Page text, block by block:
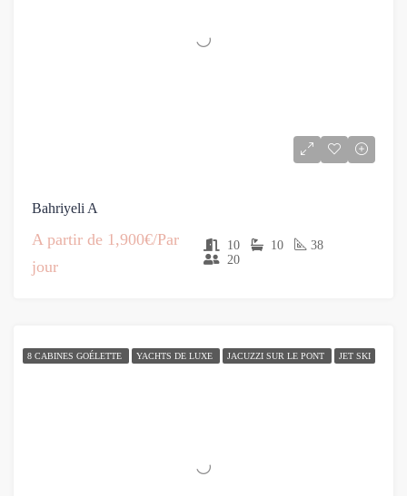
Bahriyeli A
A partir de 1,900€/Par
jour
10 10
38
20
8 CABINES GOÉLETTE YACHTS DE LUXE JACUZZI SUR LE PONT JET SKI